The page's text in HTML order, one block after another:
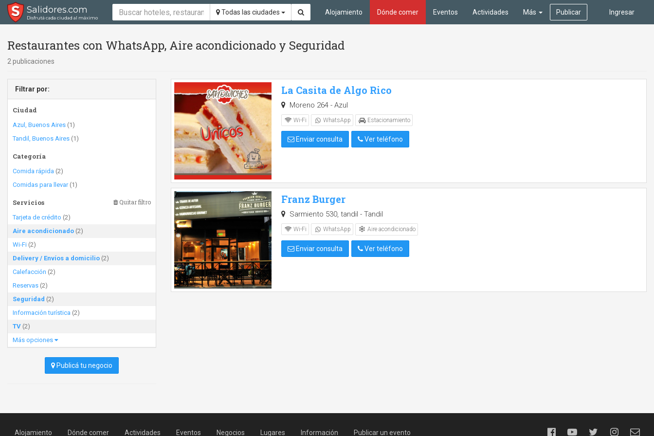
Salidores.com
Disfrutá cada ciudad al máximo
Todas las ciudades Ingresar
Alojamiento Dónde comer Eventos Actividades Más Publicar
Restaurantes con WhatsApp, Aire acondicionado y Seguridad
2 publicaciones
Filtrar por:
Ciudad
Azul, Buenos Aires (1)
Tandil, Buenos Aires (1)
Categoría
Comida rápida (2)
Comidas para llevar(1)
Servicios Quitar filtro
Tarjeta de crédito (2)
Aire acondicionado (2)
Wi-Fi (2)
Delivery / Envíos a domicilio (2)
Calefacción (2)
Reservas (2)
Seguridad (2)
Información turística (2)
TV (2)
Más opciones
Publicá tu negocio
La Casita de Algo Rico
Moreno 264 - Azul
Wi-Fi WhatsApp Estacionamiento
Enviar consulta Ver teléfono
Franz Burger
Sarmiento 530, tandil - Tandil
Wi-Fi WhatsApp Aire acondicionado
Enviar consulta Ver teléfono
Alojamiento Dónde comer Actividades Eventos Negocios Lugares Información Publicar un evento